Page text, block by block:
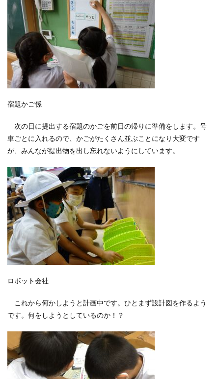
宿題かご係
次の日に提出する宿題のかごを前日の帰りに準備をします。号
車ごとに入れるので、かごがたくさん並ぶことになり大変です
が、みんなが提出物を出し忘れないようにしています。
ロボット会社
これから何かしようと計画中です。ひとまず設計図を作るよう
です。何をしようとしているのか！？